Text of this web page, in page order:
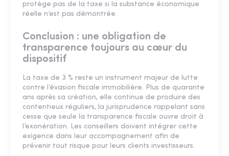
protège pas de la taxe si la substance économique
réelle n’est pas démontrée.
Conclusion : une obligation de
transparence toujours au cœur du
dispositif
La taxe de 3 % reste un instrument majeur de lutte
contre l’évasion fiscale immobilière. Plus de quarante
ans après sa création, elle continue de produire des
contentieux réguliers, la jurisprudence rappelant sans
cesse que seule la transparence fiscale ouvre droit à
l’exonération. Les conseillers doivent intégrer cette
exigence dans leur accompagnement afin de
prévenir tout risque pour leurs clients investisseurs.